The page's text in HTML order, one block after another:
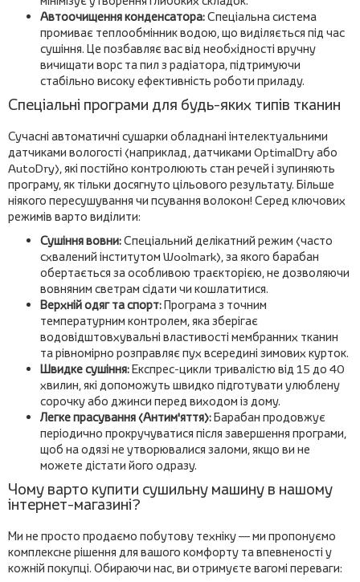
Автоочищення конденсатора:Спеціальна система
промиває теплообмінник водою, що виділяється під час
сушіння. Це позбавляє вас від необхідності вручну
вичищати ворс та пил з радіатора, підтримуючи
стабільно високу ефективність роботи приладу.
Спеціальні програми для будь-яких типів тканин
Сучасні автоматичні сушарки обладнані інтелектуальними
датчиками вологості (наприклад, датчиками OptimalDry або
AutoDry), які постійно контролюють стан речей і зупиняють
програму, як тільки досягнуто цільового результату. Більше
ніякого пересушування чи псування волокон! Серед ключових
режимів варто виділити:
Сушіння вовни:Спеціальний делікатний режим (часто
схвалений інститутом Woolmark), за якого барабан
обертається за особливою траєкторією, не дозволяючи
вовняним светрам сідати чи кошлатитися.
Верхній одяг та спорт:Програма з точним
температурним контролем, яка зберігає
водовідштовхувальні властивості мембранних тканин
та рівномірно розправляє пух всередині зимових курток.
Швидке сушіння:Експрес-цикли тривалістю від 15 до 40
хвилин, які допоможуть швидко підготувати улюблену
сорочку або джинси перед виходом із дому.
Легке прасування (Антим'яття):Барабан продовжує
періодично прокручуватися після завершення програми,
щоб на одязі не утворювалися заломи, якщо ви не
можете дістати його одразу.
Чому варто купити сушильну машину в нашому
інтернет-магазині?
Ми не просто продаємо побутову техніку — ми пропонуємо
комплексне рішення для вашого комфорту та впевненості у
кожній покупці. Обираючи нас, ви отримуєте вагомі переваги: